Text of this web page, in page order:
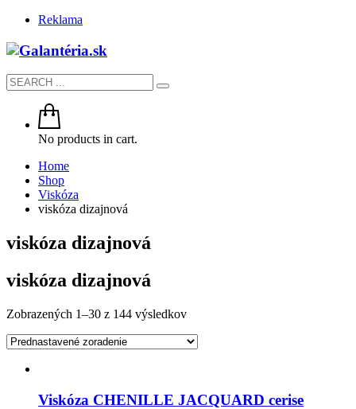
Reklama
No products in cart.
Home
Shop
Viskóza
viskóza dizajnová
viskóza dizajnová
viskóza dizajnová
Zobrazených 1–30 z 144 výsledkov
Viskóza CHENILLE JACQUARD cerise